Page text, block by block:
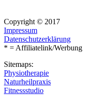
Copyright © 2017
Impressum
Datenschutzerklärung
* = Affiliatelink/Werbung
Sitemaps:
Physiotherapie
Naturheilpraxis
Fitnessstudio